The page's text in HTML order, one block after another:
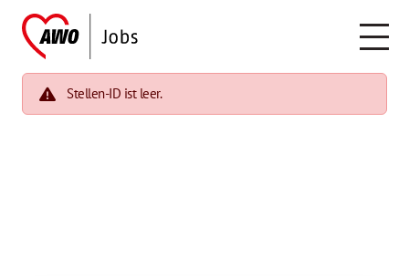
Stellen-ID ist leer.